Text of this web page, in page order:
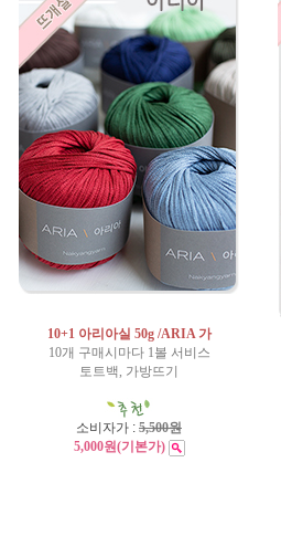
10+1 아리아실 50g /ARIA 가
10개 구매시마다 1볼 서비스
토트백, 가방뜨기
소비자가 : 5,500원
5,000원(기본가)